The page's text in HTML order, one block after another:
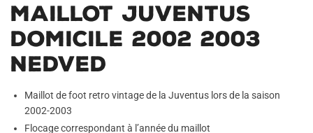
Maillot Juventus
Domicile 2002 2003
Nedved
Maillot de foot retro vintage de la Juventus lors de la saison
2002-2003
Flocage correspondant à l’année du maillot